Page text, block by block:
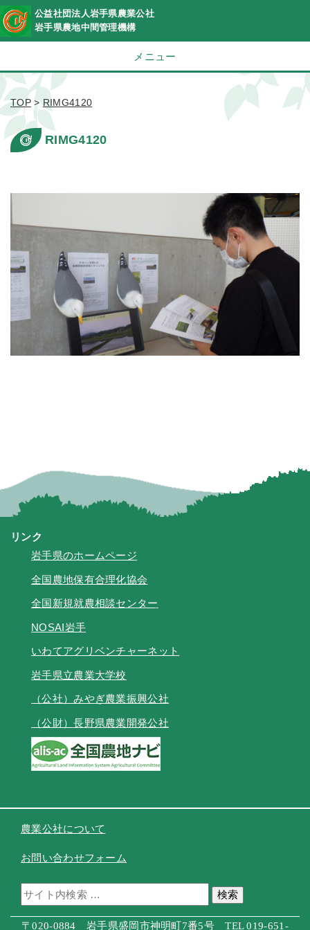
公益社団法人岩手県農業公社
岩手県農地中間管理機構
メニュー
TOP> RIMG4120
RIMG4120
リンク
岩手県のホームページ
全国農地保有合理化協会
全国新規就農相談センター
NOSAI岩手
いわてアグリベンチャーネット
岩手県立農業大学校
（公社）みやぎ農業振興公社
（公財）長野県農業開発公社
農業公社について
お問い合わせフォーム
検索
〒020-0884 岩手県盛岡市神明町7番5号 TEL 019-651-